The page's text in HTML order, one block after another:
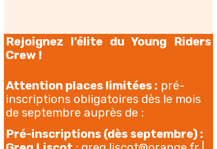
Rejoignez l'élite du Young Riders
Crew !
Attention places limitées : pré-
inscriptions obligatoires dès le mois
de septembre auprès de :
Pré-inscriptions (dès septembre) :